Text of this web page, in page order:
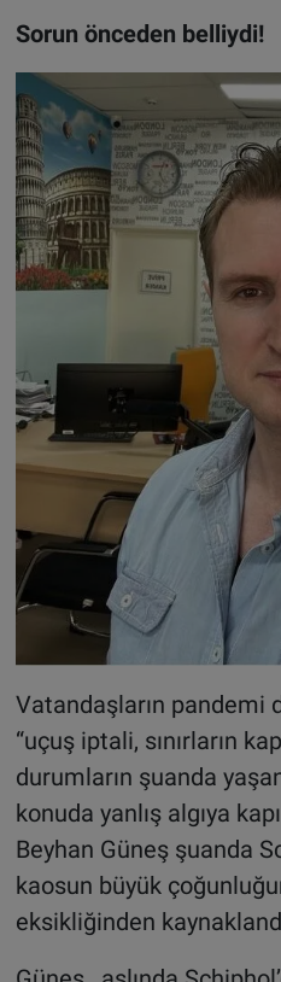
Sorun önceden belliydi!
Vatandaşların pandemi
“uçuş iptali, sınırların
durumların şuanda
konuda yanlış algıya
Beyhan Güneş şuanda
kaosun büyük
eksikliğinden